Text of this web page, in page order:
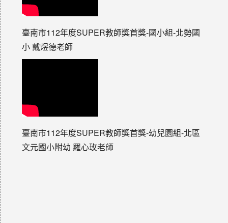
臺南市112年度SUPER教師獎首獎-國小組-北勢國
小 戴煜德老師
臺南市112年度SUPER教師獎首獎-幼兒園組-北區
文元國小附幼 羅心玫老師